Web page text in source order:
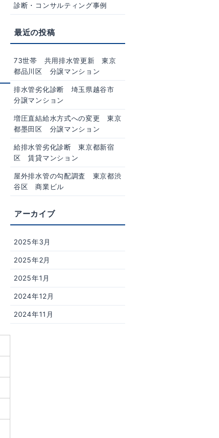
診断・コンサルティング事例
73世帯 共用排水管更新 東京
都品川区 分譲マンション
排水管劣化診断 埼玉県越谷市
分譲マンション
増圧直結給水方式への変更 東京
都墨田区 分譲マンション
給排水管劣化診断 東京都新宿
区 賃貸マンション
屋外排水管の勾配調査 東京都渋
谷区 商業ビル
2025年3月
2025年2月
2025年1月
2024年12月
2024年11月